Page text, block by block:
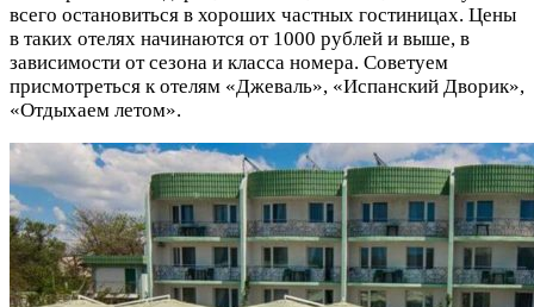
всего остановиться в хороших частных гостиницах. Цены
в таких отелях начинаются от 1000 рублей и выше, в
зависимости от сезона и класса номера. Советуем
присмотреться к отелям «Джеваль», «Испанский Дворик»,
«Отдыхаем летом».